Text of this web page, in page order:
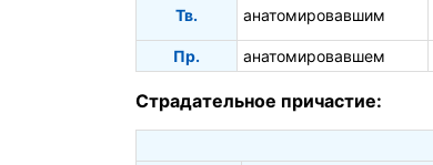
Тв. анатомировавшим
Пр. анатомировавшем
Страдательное причастие: